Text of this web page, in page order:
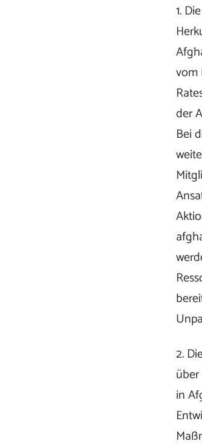
1.
vom
der
Bei
2.
in